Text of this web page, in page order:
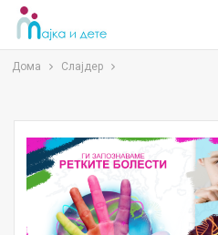
Дома Слајдер